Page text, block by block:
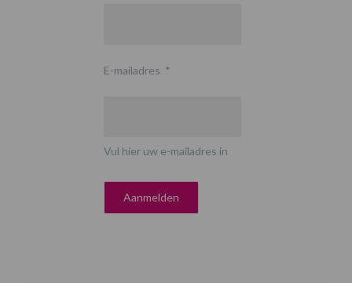
E-mailadres *
Vul hier uw e-mailadres in